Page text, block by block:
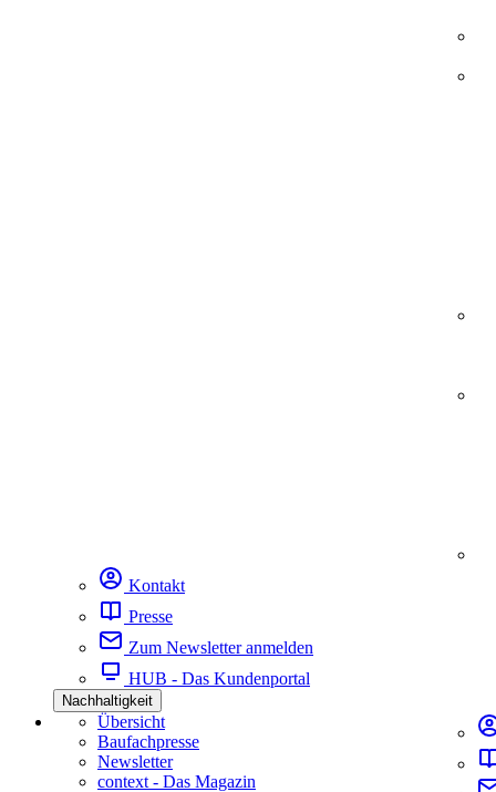
Kontakt
Presse
Zum Newsletter anmelden
HUB - Das Kundenportal
Nachhaltigkeit
Übersicht
Baufachpresse
Newsletter
context - Das Magazin